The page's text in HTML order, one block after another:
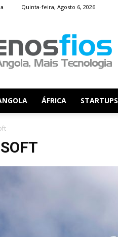
Quinta-feira, Agosto 6, 2026
Fios
ÁFRICA STARTUPS